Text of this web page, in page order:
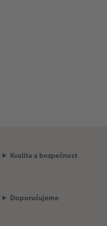
Kvalita a bezpečnost
Doporučujeme